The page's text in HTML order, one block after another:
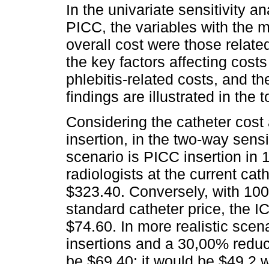
In the univariate sensitivity
PICC, the variables with the
overall cost were those
the key factors affecting
phlebitis-related costs, and
findings are illustrated in the
Considering the catheter
insertion, in the two-way
scenario is PICC insertion in
radiologists at the current
$323.40. Conversely, with
standard catheter price, the
$74.60. In more realistic
insertions and a 30,00%